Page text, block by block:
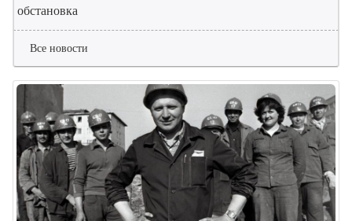
обстановка
Все новости